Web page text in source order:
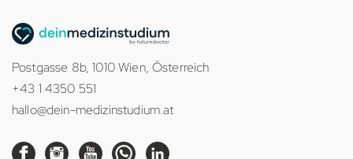
Postgasse 8b, 1010 Wien, Österreich
+43 1 4350 551
hallo@dein-medizinstudium.at